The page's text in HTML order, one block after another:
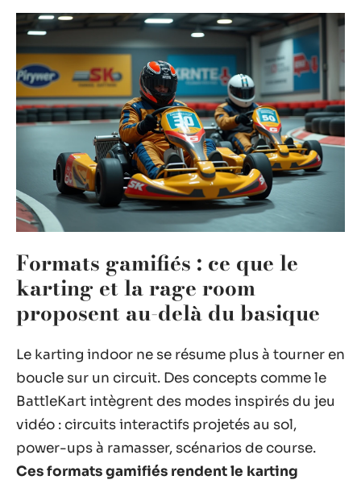
Formats gamifiés : ce que le
karting et la rage room
proposent au-delà du basique
Le karting indoor ne se résume plus à tourner en
boucle sur un circuit. Des concepts comme le
BattleKart intègrent des modes inspirés du jeu
vidéo : circuits interactifs projetés au sol,
power-ups à ramasser, scénarios de course.
Ces formats gamifiés rendent le karting